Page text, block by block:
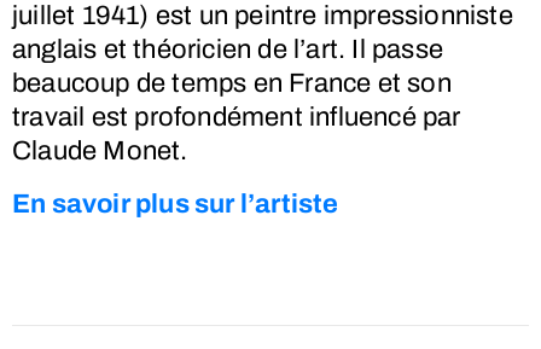
juillet 1941) est un peintre impressionniste
anglais et théoricien de l’art. Il passe
beaucoup de temps en France et son
travail est profondément influencé par
Claude Monet.
En savoir plus sur l’artiste